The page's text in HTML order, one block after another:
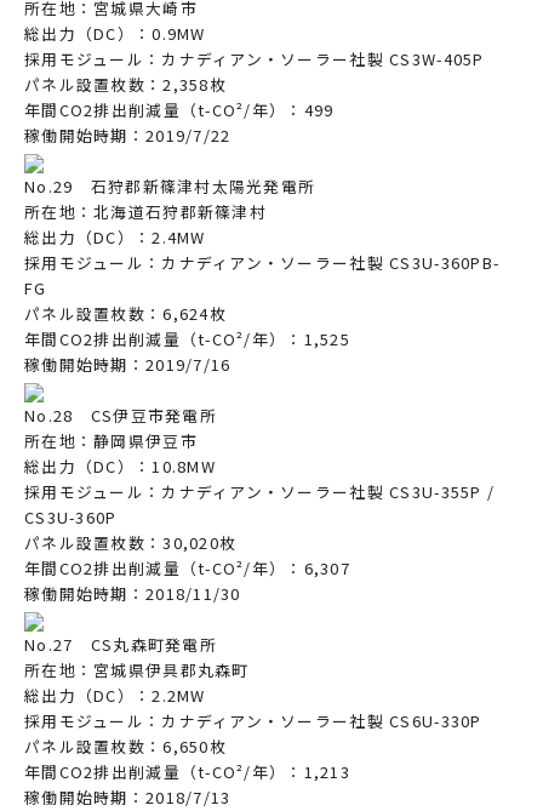
所在地：宮城県大崎市
総出力（DC）：0.9MW
採用モジュール：カナディアン・ソーラー社製 CS3W-405P
パネル設置枚数：2,358枚
年間CO2排出削減量（t-CO²/年）：499
稼働開始時期：2019/7/22
No.29 石狩郡新篠津村太陽光発電所
所在地：北海道石狩郡新篠津村
総出力（DC）：2.4MW
採用モジュール：カナディアン・ソーラー社製 CS3U-360PB-
FG
パネル設置枚数：6,624枚
年間CO2排出削減量（t-CO²/年）：1,525
稼働開始時期：2019/7/16
No.28 CS伊豆市発電所
所在地：静岡県伊豆市
総出力（DC）：10.8MW
採用モジュール：カナディアン・ソーラー社製 CS3U-355P /
CS3U-360P
パネル設置枚数：30,020枚
年間CO2排出削減量（t-CO²/年）：6,307
稼働開始時期：2018/11/30
No.27 CS丸森町発電所
所在地：宮城県伊具郡丸森町
総出力（DC）：2.2MW
採用モジュール：カナディアン・ソーラー社製 CS6U-330P
パネル設置枚数：6,650枚
年間CO2排出削減量（t-CO²/年）：1,213
稼働開始時期：2018/7/13